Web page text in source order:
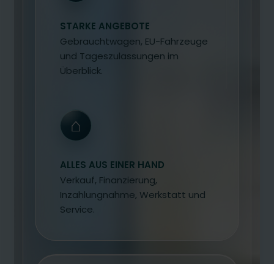
STARKE ANGEBOTE
Gebrauchtwagen, EU-Fahrzeuge
und Tageszulassungen im
Überblick.
⌂
ALLES AUS EINER HAND
Verkauf, Finanzierung,
Inzahlungnahme, Werkstatt und
Service.